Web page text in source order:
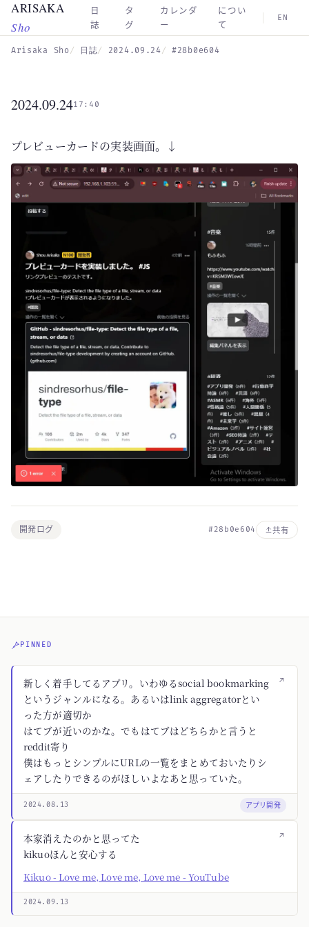
Skip to main content
ARISAKA
Sho
日
誌
タ
グ
カレンダ
ー
につい
て
EN
Arisaka Sho 日誌 2024.09.24 #28b0e604
2024.09.2417:40
プレビューカードの実装画面。↓
開発ログ #28b0e604 共有
PINNED
↗
新しく着手してるアプリ。いわゆるsocial bookmarking
というジャンルになる。あるいはlink aggregatorとい
った方が適切か
はてブが近いのかな。でもはてブはどちらかと言うと
reddit寄り
僕はもっとシンプルにURLの一覧をまとめておいたりシ
ェアしたりできるのがほしいよなあと思っていた。
2024.08.13 アプリ開発
↗
本家消えたのかと思ってた
kikuoほんと安心する
Kikuo - Love me, Love me, Love me - YouTube
2024.09.13